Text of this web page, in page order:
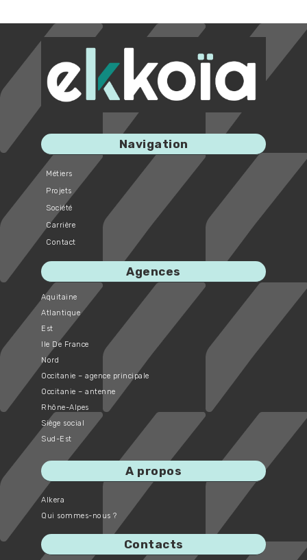
Navigation
Métiers
Projets
Société
Carrière
Contact
Agences
Aquitaine
Atlantique
Est
Ile De France
Nord
Occitanie – agence principale
Occitanie – antenne
Rhône-Alpes
Siège social
Sud-Est
A propos
Alkera
Qui sommes-nous ?
Contacts